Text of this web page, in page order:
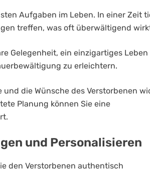
Aufgaben im Leben. In einer Zeit
treffen, was oft überwältigend
Gelegenheit, ein einzigartiges Leben
zu erleichtern.
die Wünsche des Verstorbenen
Planung können Sie eine
und Personalisieren
den Verstorbenen authentisch